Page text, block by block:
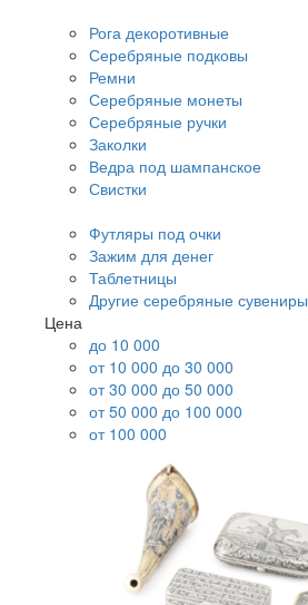
Рога декоротивные
Серебряные подковы
Ремни
Серебряные монеты
Серебряные ручки
Заколки
Ведра под шампанское
Свистки
Футляры под очки
Зажим для денег
Таблетницы
Другие серебряные сувениры
Цена
до 10 000
от 10 000 до 30 000
от 30 000 до 50 000
от 50 000 до 100 000
от 100 000